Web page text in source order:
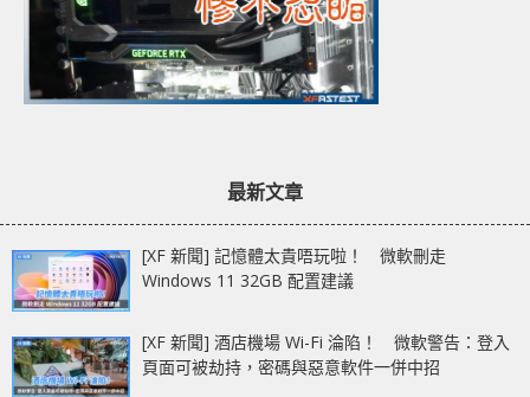
最新文章
[XF 新聞] 記憶體太貴唔玩啦！ 微軟刪走
Windows 11 32GB 配置建議
[XF 新聞] 酒店機場 Wi-Fi 淪陷！ 微軟警告：登入
頁面可被劫持，密碼與惡意軟件一併中招